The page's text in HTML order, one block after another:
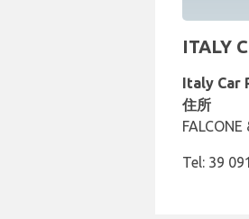
ITALY
Italy Car
住所
Tel: 39